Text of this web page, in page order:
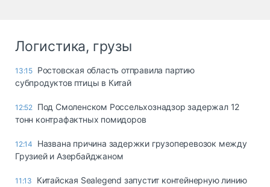
Логистика, грузы
13:15 Ростовская область отправила партию
субпродуктов птицы в Китай
12:52 Под Смоленском Россельхознадзор задержал 12
тонн контрафактных помидоров
12:14
Названа причина задержки грузоперевозок между
Грузией и Азербайджаном
11:13
Китайская Sealegend запустит контейнерную линию